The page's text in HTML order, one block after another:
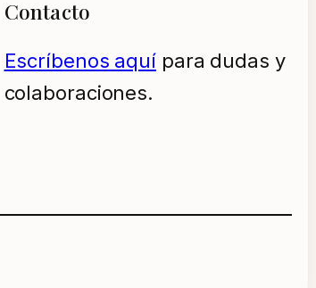
Contacto
Escríbenos aquí para dudas y
colaboraciones.